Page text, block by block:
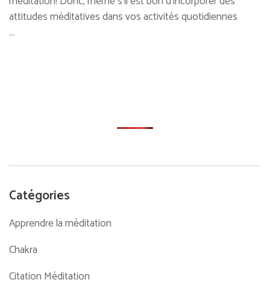
attitudes méditatives dans vos activités quotidiennes
…
Catégories
Apprendre la méditation
Chakra
Citation Méditation